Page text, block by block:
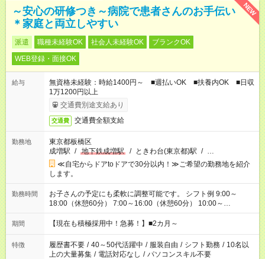
NEW
～安心の研修つき～病院で患者さんのお手伝い
＊家庭と両立しやすい
派遣 職種未経験OK 社会人未経験OK
ブランクOK
WEB登録・面接OK
給与
無資格未経験：時給1400円～ ■週払いOK ■扶養内OK ■日収
1万1200円以上
交通費別途支給あり
交通費 交通費全額支給
勤務地
東京都板橋区
成増駅 / 地下鉄成増駅 / ときわ台(東京都)駅 / …
≪自宅からドアtoドアで30分以内！≫ご希望の勤務地を紹介
します。
勤務時間
お子さんの予定にも柔軟に調整可能です。 シフト例 9:00～
18:00（休憩60分） 7:00～16:00（休憩60分） 10:00～
19:00（休憩60分） ※Wワーク希望の方へ 今ご覧のお仕事で希
望する勤務時間と、もう1つのお仕事の勤務時間の合計が 週40
期間 【現在も積極採用中！急募！】■2カ月～
特徴 履歴書不要 / 40～50代活躍中 / 服装自由 / シフト勤務 / 10名以
上の大量募集 / 電話対応なし / パソコンスキル不要